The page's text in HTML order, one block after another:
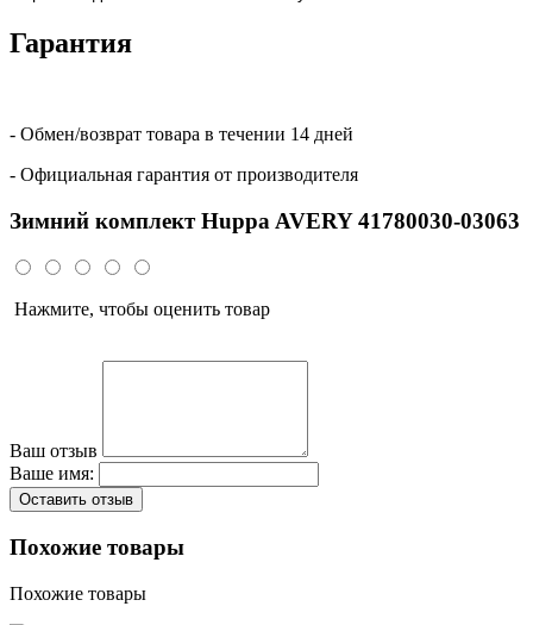
Гарантия
- Обмен/возврат товара в течении 14 дней
- Официальная гарантия от производителя
Зимний комплект Huppa AVERY 41780030-03063
Нажмите, чтобы оценить товар
Ваш отзыв
Ваше имя:
Оставить отзыв
Похожие товары
Похожие товары